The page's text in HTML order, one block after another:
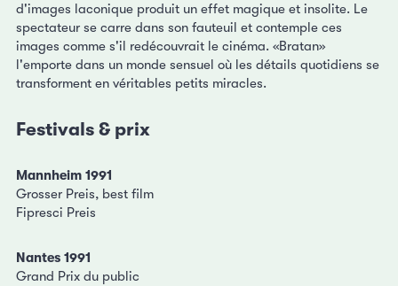
d'images laconique produit un effet magique et insolite. Le
spectateur se carre dans son fauteuil et contemple ces
images comme s'il redécouvrait le cinéma. «Bratan»
l'emporte dans un monde sensuel où les détails quotidiens se
transforment en véritables petits miracles.
Festivals & prix
Mannheim 1991
Grosser Preis, best film
Fipresci Preis
Nantes 1991
Grand Prix du public